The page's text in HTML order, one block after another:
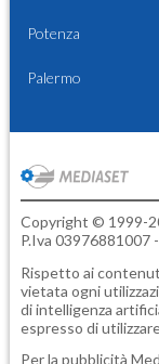
Potenza
Palermo
Copyright © 1999-
P.Iva
Rispetto ai
vietata ogni
di intelligenza
espresso di
Per la pubblicità